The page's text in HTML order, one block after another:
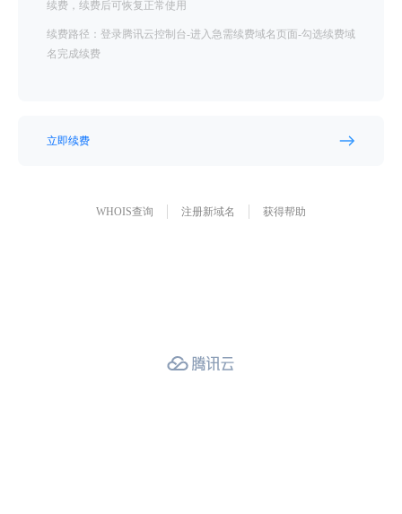
续费，续费后可恢复正常使用
续费路径：登录腾讯云控制台-进入急需续费域名页面-勾选续费域
名完成续费
立即续费
WHOIS查询 注册新域名 获得帮助